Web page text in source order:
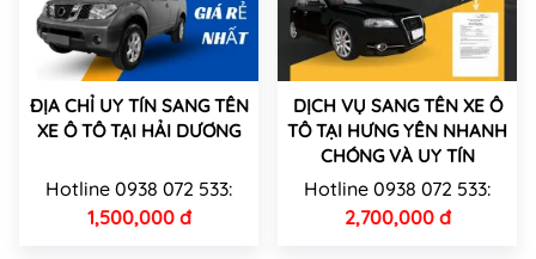
ĐỊA CHỈ UY TÍN SANG TÊN
XE Ô TÔ TẠI HẢI DƯƠNG
Hotline 0938 072 533:
1,500,000 đ
DỊCH VỤ SANG TÊN XE Ô
TÔ TẠI HƯNG YÊN NHANH
CHÓNG VÀ UY TÍN
Hotline 0938 072 533:
2,700,000 đ